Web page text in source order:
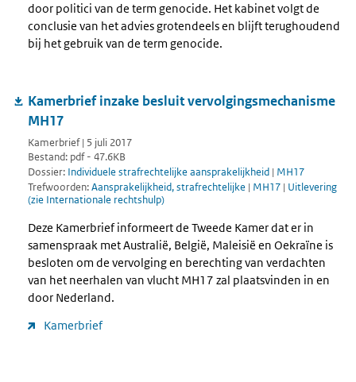
door politici van de term genocide. Het kabinet volgt de
conclusie van het advies grotendeels en blijft terughoudend
bij het gebruik van de term genocide.
Kamerbrief inzake besluit vervolgingsmechanisme
MH17
Kamerbrief | 5 juli 2017
Bestand: pdf - 47.6KB
Dossier: Individuele strafrechtelijke aansprakelijkheid | MH17
Trefwoorden:Aansprakelijkheid, strafrechtelijke | MH17 | Uitlevering
(zie Internationale rechtshulp)
Deze Kamerbrief informeert de Tweede Kamer dat er in
samenspraak met Australië, België, Maleisië en Oekraïne is
besloten om de vervolging en berechting van verdachten
van het neerhalen van vlucht MH17 zal plaatsvinden in en
door Nederland.
Kamerbrief